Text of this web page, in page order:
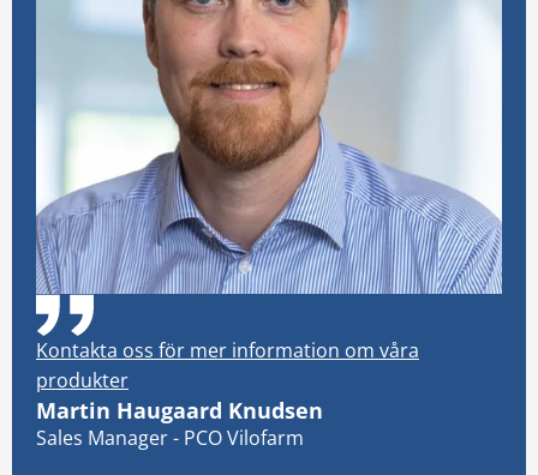
Kontakta oss för mer information om våra
produkter
Martin Haugaard Knudsen
Sales Manager - PCO Vilofarm